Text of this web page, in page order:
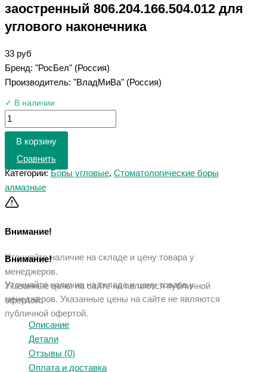
заостренный 806.204.166.504.012 для
углового наконечника
33 руб
Бренд: "РосБел" (Россия)
Производитель: "ВладМиВа" (Россия)
✓ В наличии
В корзину
Сравнить
Категории: Боры угловые, Стоматологические боры
алмазные
Внимание!
Уточняйте наличие на складе и цену товара у
менеджеров.
Указанные цены на сайте не являются публичной
офертой.
Внимание!
Уточняйте наличие на складе и цену товара у
менеджеров. Указанные цены на сайте не являются
публичной офертой.
Описание
Детали
Отзывы (0)
Оплата и доставка